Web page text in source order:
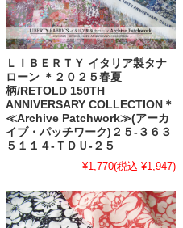
ＬＩＢＥＲＴＹ イタリア製タナ
ローン ＊２０２５春夏
柄/RETOLD 150TH
ANNIVERSARY COLLECTION＊
≪Archive Patchwork≫(アーカ
イブ・パッチワーク)２５-３６３
５１１４-ＴＤＵ-２５
¥1,770(税込 ¥1,947)